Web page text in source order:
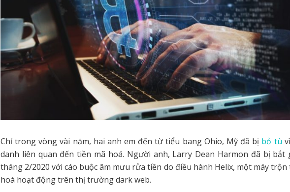
Chỉ trong vòng vài năm, hai anh em đến từ tiểu bang Ohio, Mỹ đã bị bỏ tù
danh liên quan đến tiền mã hoá. Người anh, Larry Dean Harmon đã bị bắt
tháng 2/2020 với cáo buộc âm mưu rửa tiền do điều hành Helix, một máy trộn
hoá hoạt động trên thị trường dark web.